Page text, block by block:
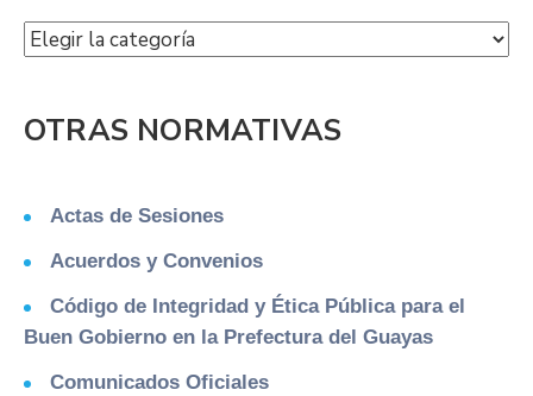
OTRAS NORMATIVAS
Actas de Sesiones
Acuerdos y Convenios
Código de Integridad y Ética Pública para el
Buen Gobierno en la Prefectura del Guayas
Comunicados Oficiales